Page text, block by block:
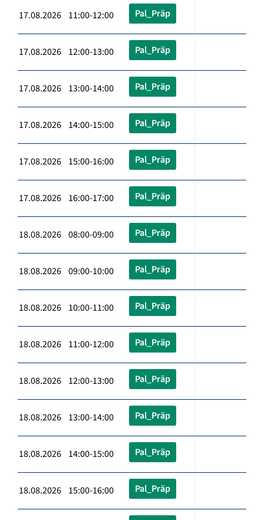
17.08.2026 11:00-12:00 Pal_Präp
17.08.2026 12:00-13:00 Pal_Präp
17.08.2026 13:00-14:00 Pal_Präp
17.08.2026 14:00-15:00 Pal_Präp
17.08.2026 15:00-16:00 Pal_Präp
17.08.2026 16:00-17:00 Pal_Präp
18.08.2026 08:00-09:00 Pal_Präp
18.08.2026 09:00-10:00 Pal_Präp
18.08.2026 10:00-11:00 Pal_Präp
18.08.2026 11:00-12:00 Pal_Präp
18.08.2026 12:00-13:00 Pal_Präp
18.08.2026 13:00-14:00 Pal_Präp
18.08.2026 14:00-15:00 Pal_Präp
18.08.2026 15:00-16:00 Pal_Präp